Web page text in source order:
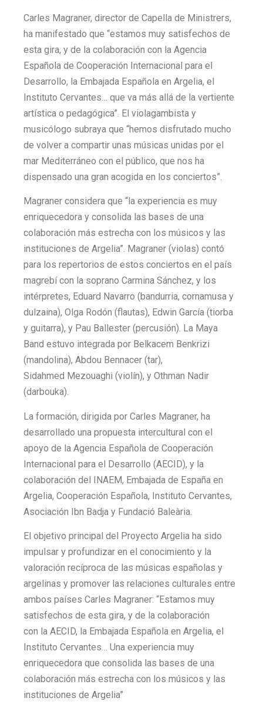
Carles Magraner, director de Capella de Ministrers,
ha manifestado que “estamos muy satisfechos de
esta gira, y de la colaboración con la Agencia
Española de Cooperación Internacional para el
Desarrollo, la Embajada Española en Argelia, el
Instituto Cervantes… que va más allá de la vertiente
artística o pedagógica”. El violagambista y
musicólogo subraya que “hemos disfrutado mucho
de volver a compartir unas músicas unidas por el
mar Mediterráneo con el público, que nos ha
dispensado una gran acogida en los conciertos”.
Magraner considera que “la experiencia es muy
enriquecedora y consolida las bases de una
colaboración más estrecha con los músicos y las
instituciones de Argelia”. Magraner (violas) contó
para los repertorios de estos conciertos en el país
magrebí con la soprano Carmina Sánchez, y los
intérpretes, Eduard Navarro (bandurria, cornamusa y
dulzaina), Olga Rodón (flautas), Edwin García (tiorba
y guitarra), y Pau Ballester (percusión). La Maya
Band estuvo integrada por Belkacem Benkrizi
(mandolina), Abdou Bennacer (tar),
Sidahmed Mezouaghi (violín), y Othman Nadir
(darbouka).
La formación, dirigida por Carles Magraner, ha
desarrollado una propuesta intercultural con el
apoyo de la Agencia Española de Cooperación
Internacional para el Desarrollo (AECID), y la
colaboración del INAEM, Embajada de España en
Argelia, Cooperación Española, Instituto Cervantes,
Asociación Ibn Badja y Fundació Baleària.
El objetivo principal del Proyecto Argelia ha sido
impulsar y profundizar en el conocimiento y la
valoración recíproca de las músicas españolas y
argelinas y promover las relaciones culturales entre
ambos países Carles Magraner: “Estamos muy
satisfechos de esta gira, y de la colaboración
con la AECID, la Embajada Española en Argelia, el
Instituto Cervantes… Una experiencia muy
enriquecedora que consolida las bases de una
colaboración más estrecha con los músicos y las
instituciones de Argelia”